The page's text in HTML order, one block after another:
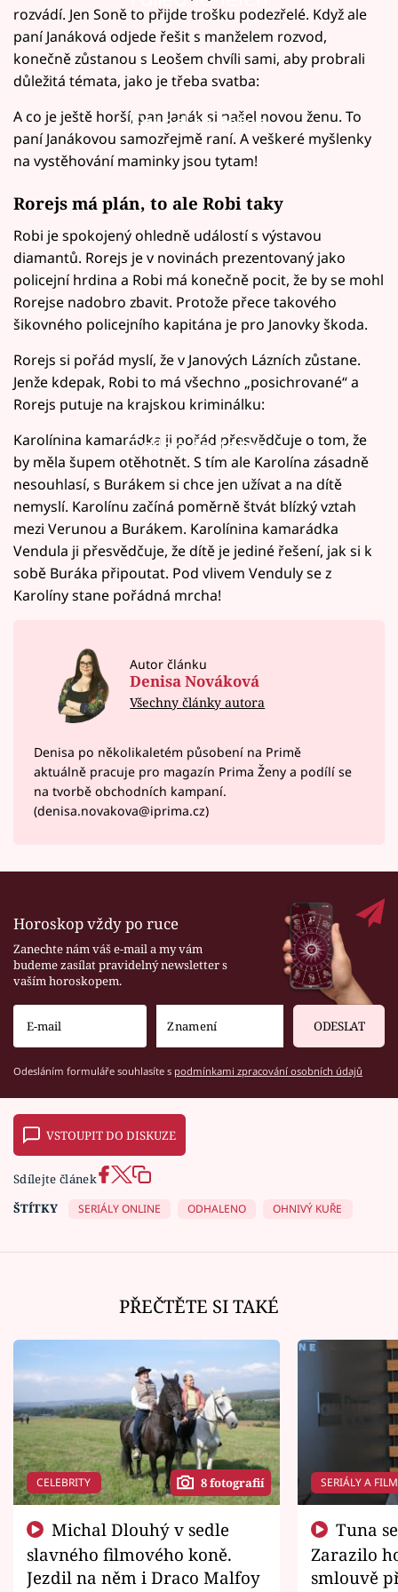
rozvádí. Jen Soně to přijde trošku podezřelé. Když ale
paní Janáková odjede řešit s manželem rozvod,
konečně zůstanou s Leošem chvíli sami, aby probrali
důležitá témata, jako je třeba svatba:
Failed to fetch
A co je ještě horší, pan Janák si našel novou ženu. To
paní Janákovou samozřejmě raní. A veškeré myšlenky
na vystěhování maminky jsou tytam!
Rorejs má plán, to ale Robi taky
Robi je spokojený ohledně událostí s výstavou
diamantů. Rorejs je v novinách prezentovaný jako
policejní hrdina a Robi má konečně pocit, že by se mohl
Rorejse nadobro zbavit. Protože přece takového
šikovného policejního kapitána je pro Janovky škoda.
Rorejs si pořád myslí, že v Janových Lázních zůstane.
Jenže kdepak, Robi to má všechno „posichrované“ a
Rorejs putuje na krajskou kriminálku:
Failed to fetch
Karolínina kamarádka ji pořád přesvědčuje o tom, že
by měla šupem otěhotnět. S tím ale Karolína zásadně
nesouhlasí, s Burákem si chce jen užívat a na dítě
nemyslí. Karolínu začíná poměrně štvát blízký vztah
mezi Verunou a Burákem. Karolínina kamarádka
Vendula ji přesvědčuje, že dítě je jediné řešení, jak si k
sobě Buráka připoutat. Pod vlivem Venduly se z
Karolíny stane pořádná mrcha!
Autor článku
Denisa Nováková
Všechny články autora
Denisa po několikaletém působení na Primě
aktuálně pracuje pro magazín Prima Ženy a podílí se
na tvorbě obchodních kampaní.
(denisa.novakova@iprima.cz)
Horoskop vždy po ruce
Zanechte nám váš e-mail a my vám
budeme zasílat pravidelný newsletter s
vaším horoskopem.
ODESLAT
Odesláním formuláře souhlasíte s podmínkami zpracování osobních údajů
VSTOUPIT DO DISKUZE
Sdílejte článek
ŠTÍTKY
SERIÁLY ONLINE ODHALENO OHNIVÝ KUŘE
PŘEČTĚTE SI TAKÉ
CELEBRITY 8 fotografií
slavného filmového koně.
Jezdil na něm i Draco Malfoy
SERIÁLY A
Zarazilo
smlouvě